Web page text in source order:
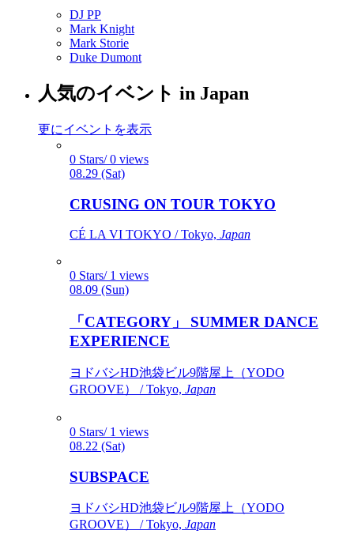
DJ PP
Mark Knight
Mark Storie
Duke Dumont
人気のイベント in Japan
更にイベントを表示
0 Stars/ 0 views
08.29 (Sat)
CRUSING ON TOUR TOKYO
CÉ LA VI TOKYO / Tokyo, Japan
0 Stars/ 1 views
08.09 (Sun)
「CATEGORY」 SUMMER DANCE
EXPERIENCE
ヨドバシHD池袋ビル9階屋上（YODO
GROOVE） / Tokyo, Japan
0 Stars/ 1 views
08.22 (Sat)
SUBSPACE
ヨドバシHD池袋ビル9階屋上（YODO
GROOVE） / Tokyo, Japan